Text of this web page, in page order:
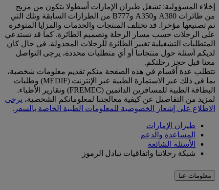
إخلاء المسؤولية: تشغل طيران الإمارات أسطولا يتكون من مزيج
من طائرات A380 وA350 وB777 من الطرازات السابقة وتلك التي
تم تصنيعها مؤخرا. قد تختلف المنتجات والخدمات والمزايا المتوفرة
على الرحلات حسب مسار الرحلة وتصميم الطائرة. كما قد تستدعي
المتطلبات التشغيلية تغيير الطائرة للرحلات المجدولة. في حال كان
لديكم أسئلة حول منتجاتنا أو أي متطلبات محددة، يرجى التواصل
معنا قبل حجز رحلتكم.
تتطلب عدة أقسام في هذه الصفحة منكم تقديم معلومات شخصية،
بما في ذلك عبر الاستمارة الطبية عبر الإنترنت (MEDIF) وطلبات
البطاقة الطبية للمسافرين الدائمين (FREMEC) وتقارير الأطباء.
لمزيد من التفاصيل عن كيفية معالجتنا لمعلوماتكم الشخصية، يرجى
الاطلاع على إشعار الخصوصية للمعلومات الطبية الخاصة بالسفر .
طيران الإمارات
المساعدة والدعم
الأسئلة الشائعة
شبكة رحلاتنا واتفاقيات تبادل الرموز
معلومات عنا